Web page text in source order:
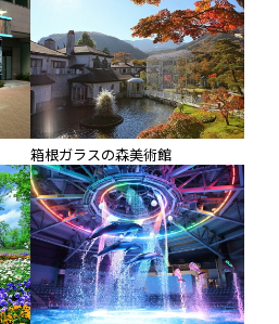
箱根ガラスの森美術館